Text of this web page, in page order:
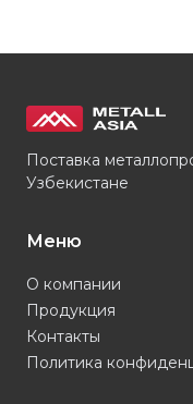
Поставка
Узбекистане
Меню
О компании
Продукция
Контакты
Политика